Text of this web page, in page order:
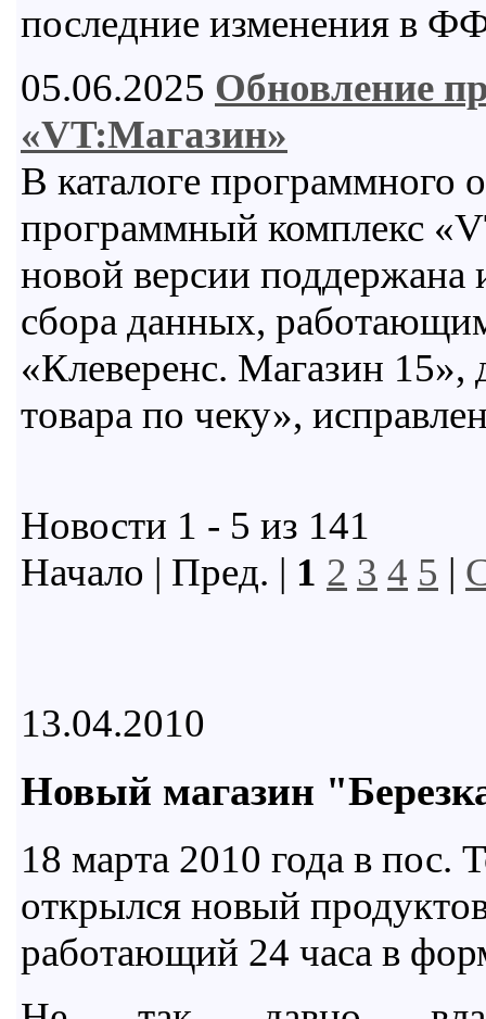
последние изменения в
05.06.2025 Обновление
«VT:Магазин»
В каталоге программного
программный комплекс
новой версии поддержана
сбора данных,
«Клеверенс. Магазин 15»,
товара по чеку»,
Новости 1 - 5 из 141
Начало | Пред. | 1 2 3 4 5 |
13.04.2010
Новый магазин
18 марта 2010 года в пос.
открылся новый
работающий 24 часа в